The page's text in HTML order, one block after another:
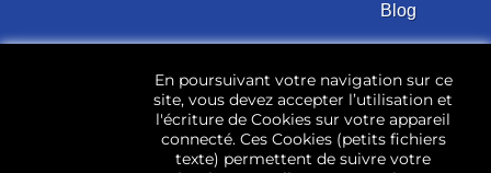
Blog
d’occasion pour toutes marques et modèles. Plus de
22 400 références (Lave-linge, Sèche-linge, Lave-
vaisselle, Micro-ondes, Fours, Cuisinières, Plaques de
cuisson, Réfrigérateurs, Congélateurs, aspirateurs,
En poursuivant votre navigation sur ce
site, vous devez accepter l’utilisation et
l'écriture de Cookies sur votre appareil
connecté. Ces Cookies (petits fichiers
texte) permettent de suivre votre